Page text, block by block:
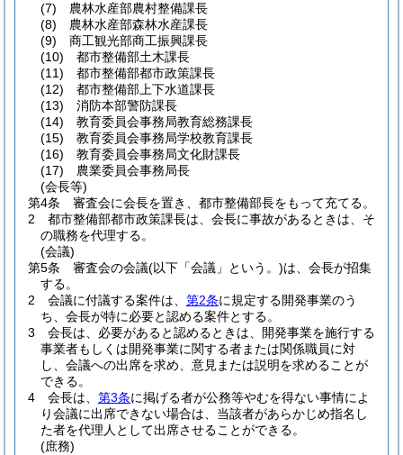
(7)
農林水産部農村整備課長
(8)
農林水産部森林水産課長
(9)
商工観光部商工振興課長
(10)
都市整備部土木課長
(11)
都市整備部都市政策課長
(12)
都市整備部上下水道課長
(13)
消防本部警防課長
(14)
教育委員会事務局教育総務課長
(15)
教育委員会事務局学校教育課長
(16)
教育委員会事務局文化財課長
(17)
農業委員会事務局長
(会長等)
第4条
審査会に会長を置き、都市整備部長をもって充てる。
2
都市整備部都市政策課長は、会長に事故があるときは、そ
の職務を代理する。
(会議)
第5条
審査会の会議(以下「会議」という。)は、会長が招集
する。
2
会議に付議する案件は、 第2条に規定する開発事業のう
ち、会長が特に必要と認める案件とする。
3
会長は、必要があると認めるときは、開発事業を施行する
事業者もしくは開発事業に関する者または関係職員に対
し、会議への出席を求め、意見または説明を求めることが
できる。
4
会長は、 第3条に掲げる者が公務等やむを得ない事情によ
り会議に出席できない場合は、当該者があらかじめ指名し
た者を代理人として出席させることができる。
(庶務)